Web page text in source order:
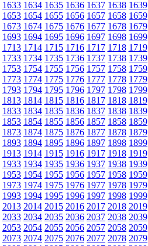
1633 1634 1635 1636 1637 1638 1639
1653 1654 1655 1656 1657 1658 1659
1673 1674 1675 1676 1677 1678 1679
1693 1694 1695 1696 1697 1698 1699
1713 1714 1715 1716 1717 1718 1719
1733 1734 1735 1736 1737 1738 1739
1753 1754 1755 1756 1757 1758 1759
1773 1774 1775 1776 1777 1778 1779
1793 1794 1795 1796 1797 1798 1799
1813 1814 1815 1816 1817 1818 1819
1833 1834 1835 1836 1837 1838 1839
1853 1854 1855 1856 1857 1858 1859
1873 1874 1875 1876 1877 1878 1879
1893 1894 1895 1896 1897 1898 1899
1913 1914 1915 1916 1917 1918 1919
1933 1934 1935 1936 1937 1938 1939
1953 1954 1955 1956 1957 1958 1959
1973 1974 1975 1976 1977 1978 1979
1993 1994 1995 1996 1997 1998 1999
2013 2014 2015 2016 2017 2018 2019
2033 2034 2035 2036 2037 2038 2039
2053 2054 2055 2056 2057 2058 2059
2073 2074 2075 2076 2077 2078 2079